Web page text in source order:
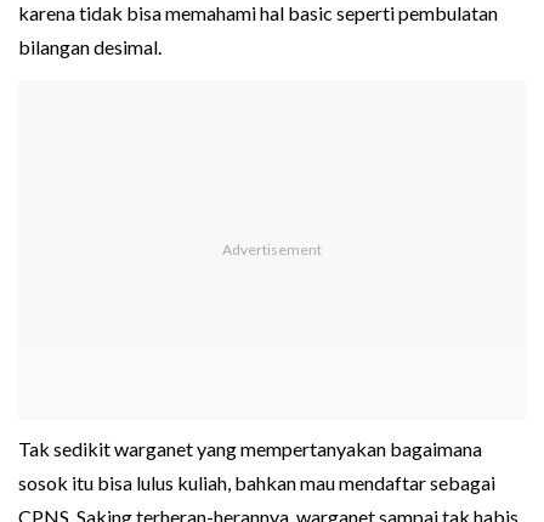
karena tidak bisa memahami hal basic seperti pembulatan
bilangan desimal.
Tak sedikit warganet yang mempertanyakan bagaimana
sosok itu bisa lulus kuliah, bahkan mau mendaftar sebagai
CPNS. Saking terheran-herannya, warganet sampai tak habis